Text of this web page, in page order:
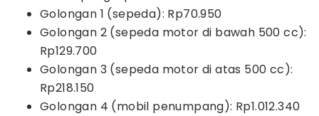
Golongan 1 (sepeda): Rp70.950
Golongan 2 (sepeda motor di bawah 500 cc):
Rp129.700
Golongan 3 (sepeda motor di atas 500 cc):
Rp218.150
Golongan 4 (mobil penumpang): Rp1.012.340